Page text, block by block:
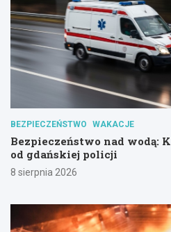
BEZPIECZEŃSTWO WAKACJE
Bezpieczeństwo nad wodą:
od gdańskiej policji
8 sierpnia 2026